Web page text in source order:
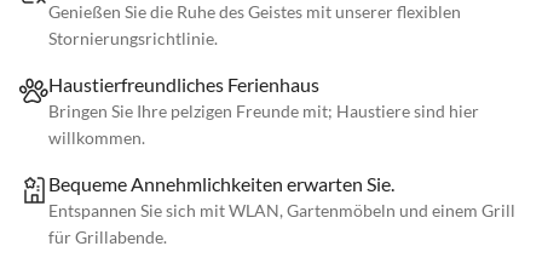
Genießen Sie die Ruhe des Geistes mit unserer flexiblen
Stornierungsrichtlinie.
Haustierfreundliches Ferienhaus
Bringen Sie Ihre pelzigen Freunde mit; Haustiere sind hier
willkommen.
Bequeme Annehmlichkeiten erwarten Sie.
Entspannen Sie sich mit WLAN, Gartenmöbeln und einem Grill
für Grillabende.